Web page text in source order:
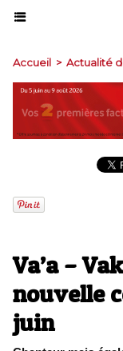
Accueil > Actualité
Va’a –
nouvelle
juin